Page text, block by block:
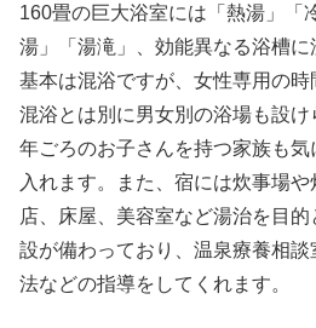
160畳の巨大浴室には「熱湯」「
湯」「湯滝」、効能異なる浴槽に
基本は混浴ですが、女性専用の時
混浴とは別に男女別の浴場も設
年ごろのお子さんを持つ家族も
入れます。また、宿には炊事場
店、床屋、美容室など湯治を目
設が備わっており、温泉療養相
法などの指導をしてくれます。